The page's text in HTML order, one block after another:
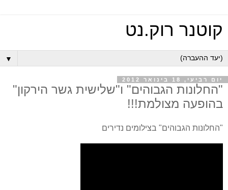
קוטנר רוק.נט
▼
יום רביעי, 18 בינואר 2012
"החלונות הגבוהים" ו"שלישית גשר הירקון"
בהופעה מצולמת!!!
"החלונות הגבוהים" בצילומים נדירים